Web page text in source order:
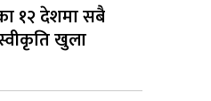
१२ देशमा सबै
खुला